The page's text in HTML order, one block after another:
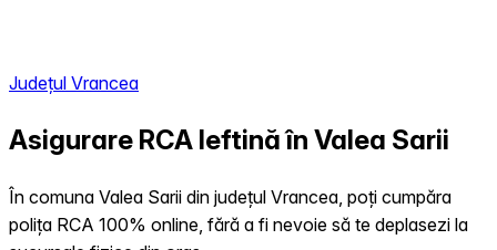
Județul Vrancea
Asigurare RCA Ieftină în Valea Sarii
În comuna Valea Sarii din județul Vrancea, poți cumpăra
polița RCA 100% online, fără a fi nevoie să te deplasezi la